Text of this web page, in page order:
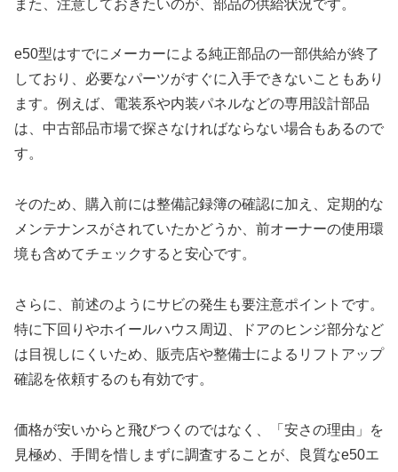
また、注意しておきたいのが、部品の供給状況です。
e50型はすでにメーカーによる純正部品の一部供給が終了
しており、必要なパーツがすぐに入手できないこともあり
ます。例えば、電装系や内装パネルなどの専用設計部品
は、中古部品市場で探さなければならない場合もあるので
す。
そのため、購入前には整備記録簿の確認に加え、定期的な
メンテナンスがされていたかどうか、前オーナーの使用環
境も含めてチェックすると安心です。
さらに、前述のようにサビの発生も要注意ポイントです。
特に下回りやホイールハウス周辺、ドアのヒンジ部分など
は目視しにくいため、販売店や整備士によるリフトアップ
確認を依頼するのも有効です。
価格が安いからと飛びつくのではなく、「安さの理由」を
見極め、手間を惜しまずに調査することが、良質なe50エ